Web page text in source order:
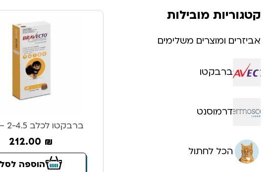
קטגוריות מובילות
אביזרים ומוצרים משלימים
ברבקטו
דרמוסנט
הכל לחתול
ברבקטו לכלב 2-4.5 – כדור
212.00 ₪
הוספה לסל